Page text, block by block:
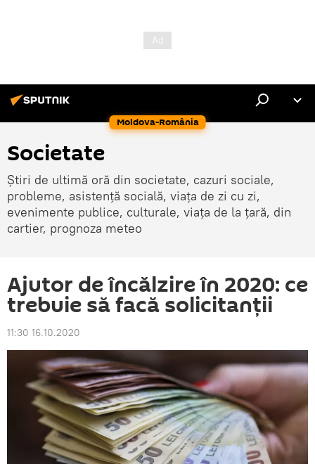
Moldova-România
Societate
Știri de ultimă oră din societate, cazuri sociale,
probleme, asistență socială, viața de zi cu zi,
evenimente publice, culturale, viața de la țară, din
cartier, prognoza meteo
Ajutor de încălzire în 2020: ce
trebuie să facă solicitanții
11:30 16.10.2020